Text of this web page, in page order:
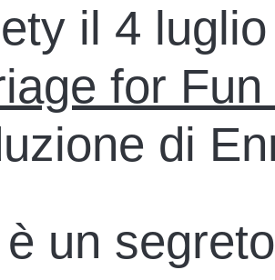
il 4
for
di
un